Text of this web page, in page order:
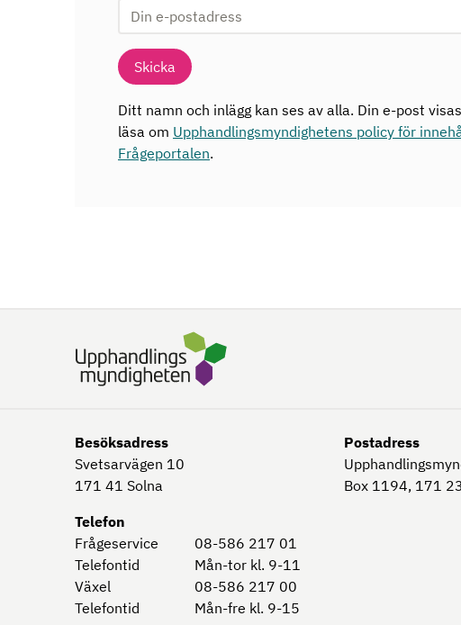
Skicka
Ditt namn och inlägg kan ses av alla. Din e-post
läsa om Upphandlingsmyndighetens policy för
Frågeportalen.
Besöksadress
Svetsarvägen 10
171 41 Solna
Telefon
Frågeservice
08-586 217 01
Telefontid
Mån-tor kl. 9-11
Växel
08-586 217 00
Telefontid
Mån-fre kl. 9-15
Postadress
Box 1194, 171 23